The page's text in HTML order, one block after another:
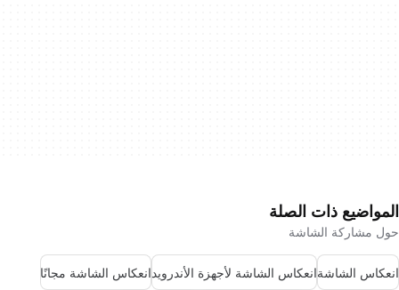
المواضيع ذات الصلة
حول مشاركة الشاشة
انعكاس الشاشةانعكاس الشاشة لأجهزة الأندرويدانعكاس الشاشة مجانًا